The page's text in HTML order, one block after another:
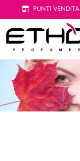
PUNTI VENDITA